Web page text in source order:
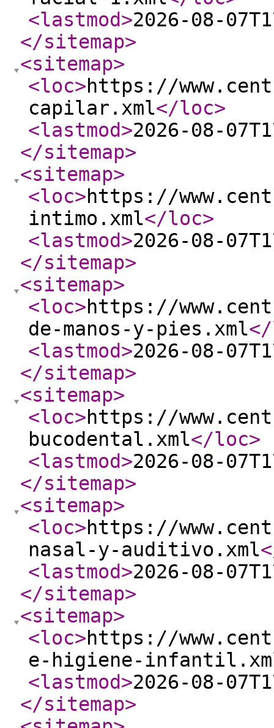
<lastmod>2026-08-
</sitemap>
<sitemap>
<loc>https://
capilar.xml</loc>
<lastmod>2026-08-
</sitemap>
<sitemap>
<loc>https://
intimo.xml</loc>
<lastmod>2026-08-
</sitemap>
<sitemap>
<loc>https://
de-manos-y-pies.xml
<lastmod>2026-08-
</sitemap>
<sitemap>
<loc>https://
bucodental.xml</loc>
<lastmod>2026-08-
</sitemap>
<sitemap>
<loc>https://
nasal-y-auditivo.xml
<lastmod>2026-08-
</sitemap>
<sitemap>
<loc>https://
e-higiene-
<lastmod>2026-08-
</sitemap>